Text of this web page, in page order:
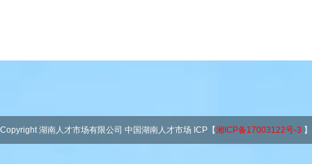
Copyright 湖南人才市场有限公司 中国湖南人才市场 ICP【湘ICP备17003122号-3